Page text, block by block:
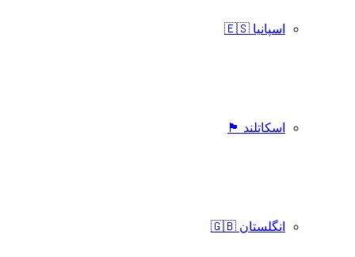
اسپانیا 🇪🇸
اسکاتلند 🏴󠁧󠁢󠁳󠁣󠁴󠁿
انگلستان 🇬🇧